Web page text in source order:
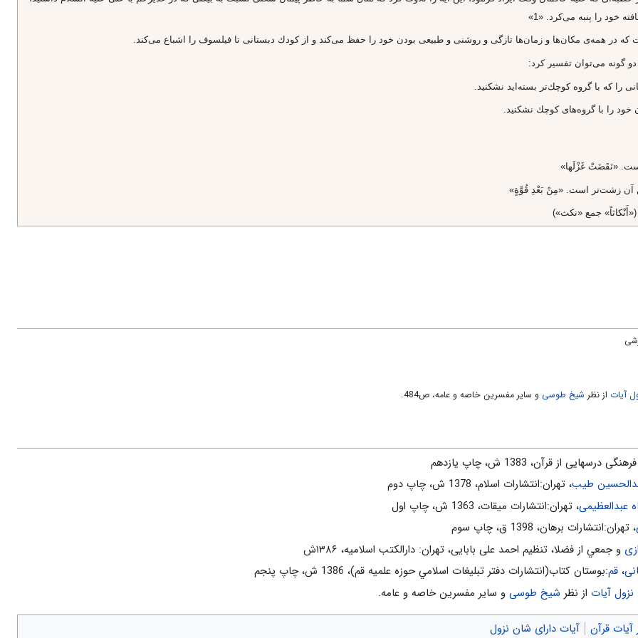
خود را پنبه مى‌كرد. «1»
در همه‌ى مكان‌ها و زمان‌ها تازگى و روشنى و طبيعى بودن خود را حفظ مى‌كند و از كودك دبستانى تا فيلسوف را اشباع مى‌كند.
گونه مى‌توان تفسير كرد:
را كه با گروه كوچك‌تر بسته‌ايد نشكنيد.
خود را با گروه‌هاى كوچك نشكنيد.
آيات از نظر شیخ طوسی و ساير مفسرين خاصه و عامه، ص484.
درسهايى از قرآن، 1383 ش، چاپ يازدهم
طیب، تهران:انتشارات اسلام‌، 1378 ش‌، چاپ دوم‌
، تهران:انتشارات ميقات، 1363 ش، چاپ اول
، تهران:انتشارات برهان، 1398 ق، چاپ سوم
و جمعي از فضلا، تنظیم احمد علی بابایی، تهران: دارالکتب اسلامیه، ۱۳۸۶ش
، قم:بوستان كتاب(انتشارات دفتر تبليغات اسلامي حوزه علميه قم)، 1386 ش‌، چاپ پنجم‌
آیاتاز نظر شیخ طوسیو سایر مفسرین خاصه و عامه.
قرآن آیات دارای شان نزول